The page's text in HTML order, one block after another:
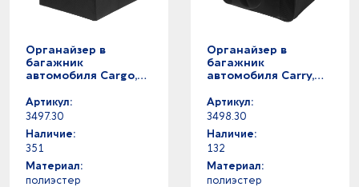
Органайзер в
багажник
автомобиля Cargo,
Артикул:
3497.30
Наличие:
351
Материал:
полиэстер
Органайзер в
багажник
автомобиля Carry,
Артикул:
3498.30
Наличие:
132
Материал:
полиэстер